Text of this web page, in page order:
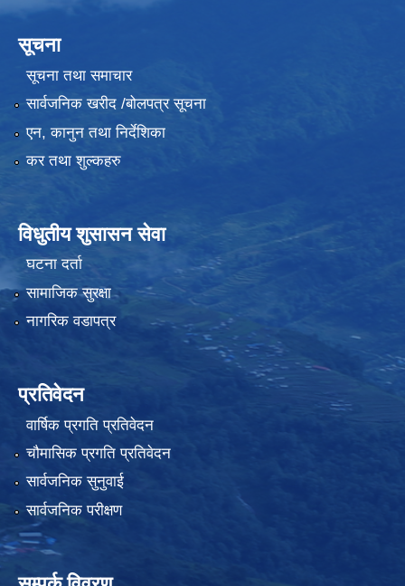
सूचना
सूचना तथा समाचार
सार्वजनिक खरीद /बोलपत्र सूचना
एन, कानुन तथा निर्देशिका
कर तथा शुल्कहरु
विधुतीय शुसासन सेवा
घटना दर्ता
सामाजिक सुरक्षा
नागरिक वडापत्र
प्रतिवेदन
वार्षिक प्रगति प्रतिवेदन
चौमासिक प्रगति प्रतिवेदन
सार्वजनिक सुनुवाई
सार्वजनिक परीक्षण